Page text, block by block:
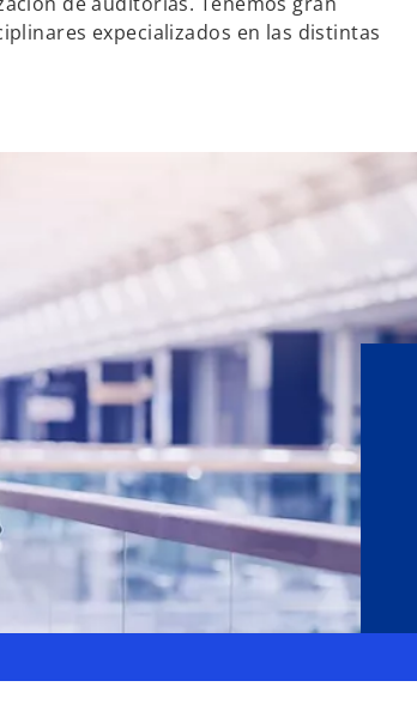
expecializados en las distintas